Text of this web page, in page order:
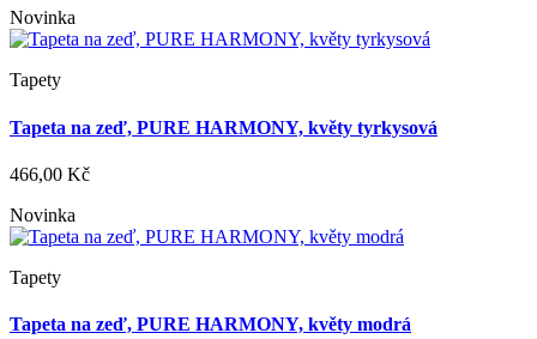
Novinka
Tapety
Tapeta na zeď, PURE HARMONY, květy tyrkysová
466,00 Kč
Novinka
Tapety
Tapeta na zeď, PURE HARMONY, květy modrá